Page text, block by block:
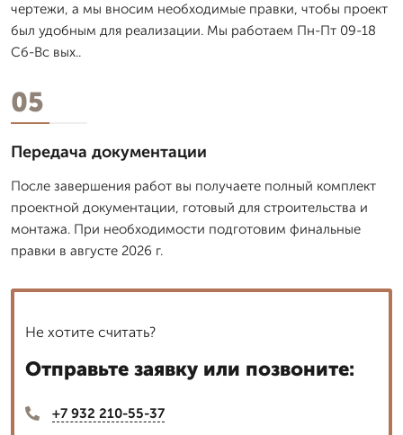
чертежи, а мы вносим необходимые правки, чтобы проект
был удобным для реализации. Мы работаем Пн-Пт 09-18
Сб-Вс вых..
05
Передача документации
После завершения работ вы получаете полный комплект
проектной документации, готовый для строительства и
монтажа. При необходимости подготовим финальные
правки в августе 2026 г.
Не хотите считать?
Отправьте заявку или позвоните:
+7 932 210-55-37